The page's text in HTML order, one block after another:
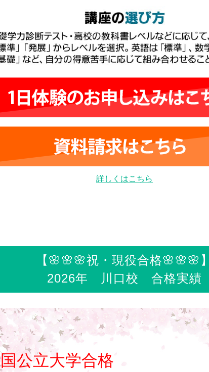
詳しくはこちら
【🌸🌸🌸祝・現役合格🌸🌸🌸】
2026年 川口校 合格実績
国公立大学合格